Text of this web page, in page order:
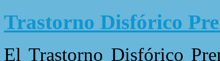
Trastorno Disfórico
El Trastorno Disfórico